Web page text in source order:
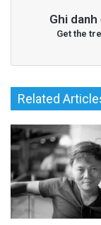
Ghi
Get the
Related